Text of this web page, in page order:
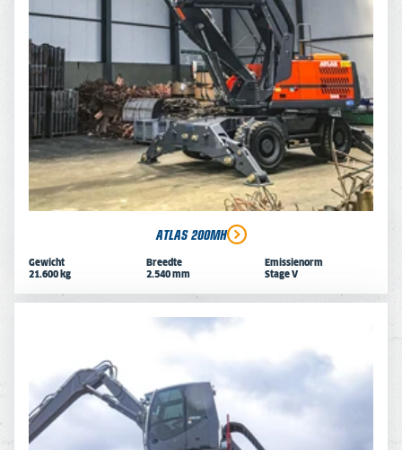
ATLAS 200MH
Gewicht
21.600 kg
Breedte
2.540 mm
Emissienorm
Stage V